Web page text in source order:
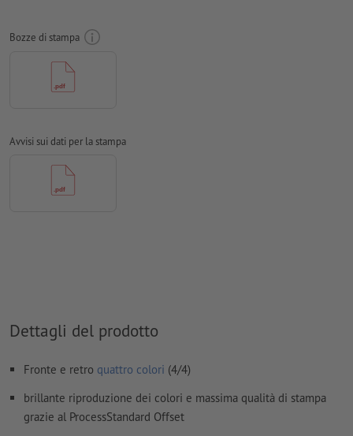
Creare il documento con 2 mm di
informazioni importanti ad almeno 4 mm di distanza dal
formato finale
caratteridevono essere completamente incorporati o convertiti
Modalità colori:CMYK, FOGRA51 (PSO Coated v3) per carte
Come si creano correttamente i dati di stampa?
Bozze di stampa
Avvisi sui dati per la stampa
Dettagli del prodotto
Fronte e retro quattro colori (4/4)
brillante riproduzione dei colori e massima qualità di stampa
grazie al ProcessStandard Offset